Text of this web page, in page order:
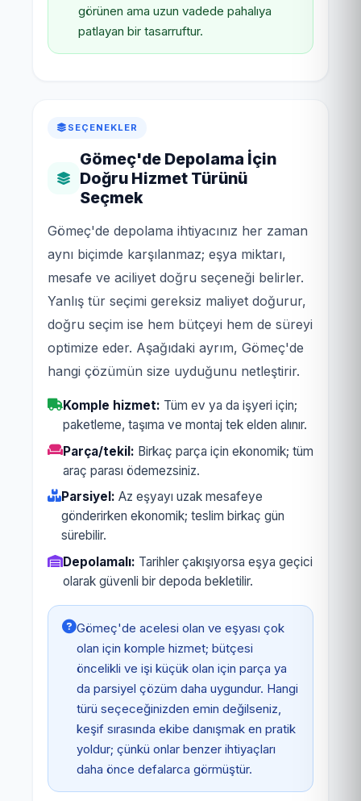
görünen ama uzun vadede pahalıya
patlayan bir tasarruftur.
SEÇENEKLER
Gömeç'de Depolama İçin
Doğru Hizmet Türünü
Seçmek
Gömeç'de depolama ihtiyacınız her zaman
aynı biçimde karşılanmaz; eşya miktarı,
mesafe ve aciliyet doğru seçeneği belirler.
Yanlış tür seçimi gereksiz maliyet doğurur,
doğru seçim ise hem bütçeyi hem de süreyi
optimize eder. Aşağıdaki ayrım, Gömeç'de
hangi çözümün size uyduğunu netleştirir.
Komple hizmet: Tüm ev ya da işyeri için;
paketleme, taşıma ve montaj tek elden alınır.
Parça/tekil: Birkaç parça için ekonomik; tüm
araç parası ödemezsiniz.
Parsiyel: Az eşyayı uzak mesafeye
gönderirken ekonomik; teslim birkaç gün
sürebilir.
Depolamalı: Tarihler çakışıyorsa eşya geçici
olarak güvenli bir depoda bekletilir.
Gömeç'de acelesi olan ve eşyası çok
olan için komple hizmet; bütçesi
öncelikli ve işi küçük olan için parça ya
da parsiyel çözüm daha uygundur. Hangi
türü seçeceğinizden emin değilseniz,
keşif sırasında ekibe danışmak en pratik
yoldur; çünkü onlar benzer ihtiyaçları
daha önce defalarca görmüştür.